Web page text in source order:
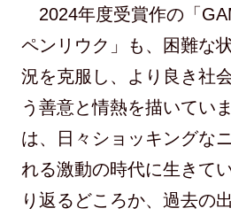
2024年度受賞作の「
ペンリウク」も、困難な
況を克服し、より良き社
う善意と情熱を描いてい
は、日々ショッキングな
れる激動の時代に生きて
り返るどころか、過去の